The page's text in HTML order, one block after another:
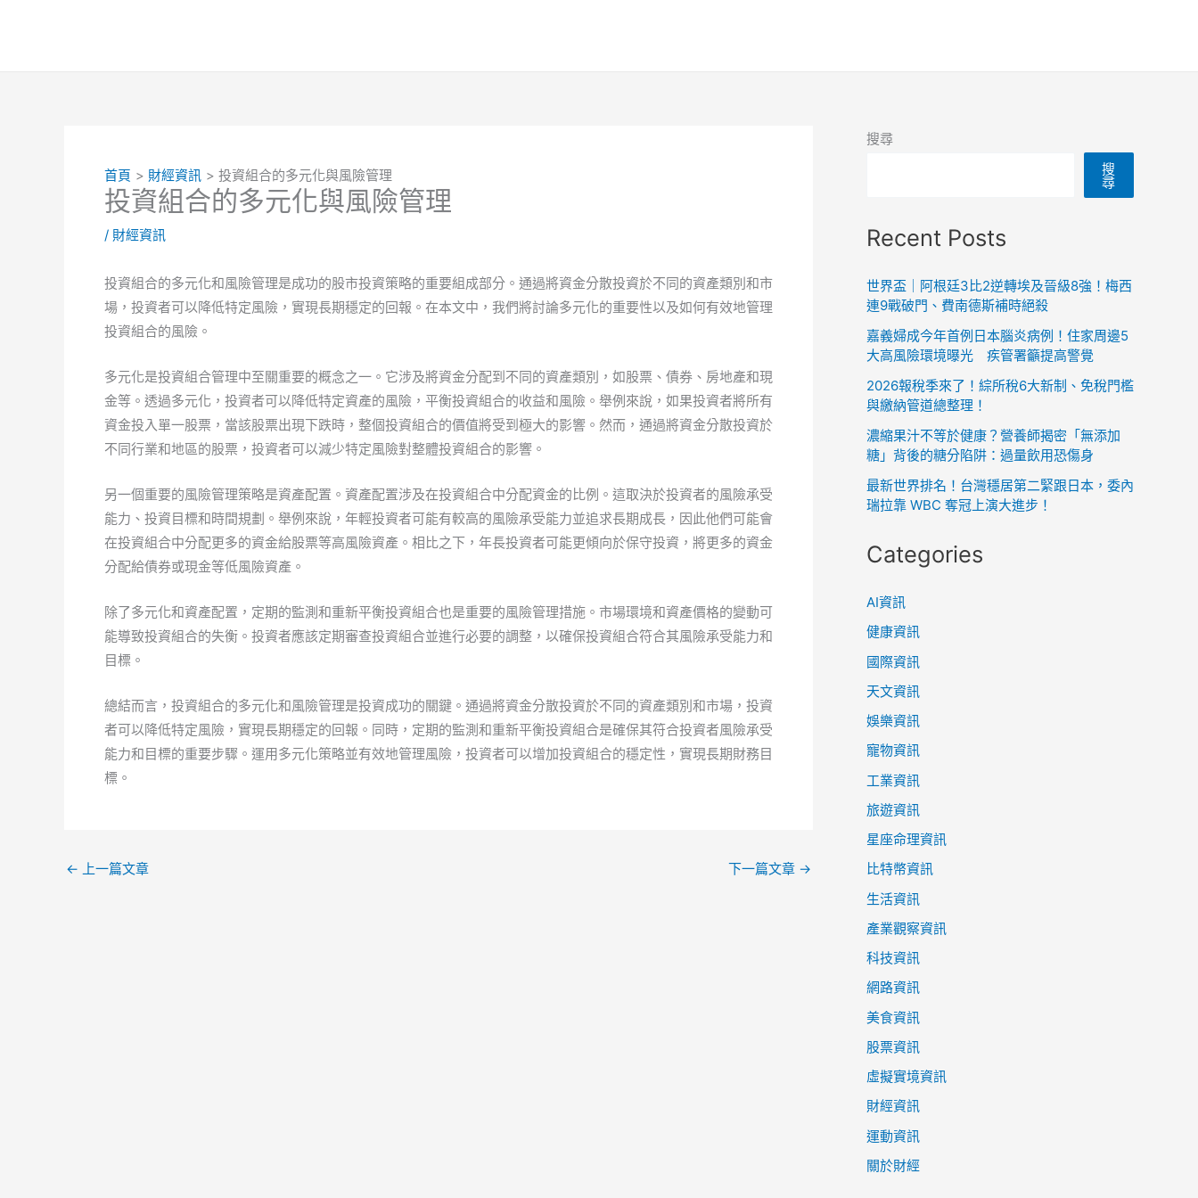
首頁 財經資訊 投資組合的多元化與風險管理
投資組合的多元化與風險管理
/ 財經資訊
投資組合的多元化和風險管理是成功的股市投資策略的重要組成部分。通過將資金分散投資於不同的資產類別和市
場，投資者可以降低特定風險，實現長期穩定的回報。在本文中，我們將討論多元化的重要性以及如何有效地管理
投資組合的風險。
多元化是投資組合管理中至關重要的概念之一。它涉及將資金分配到不同的資產類別，如股票、債券、房地產和現
金等。透過多元化，投資者可以降低特定資產的風險，平衡投資組合的收益和風險。舉例來說，如果投資者將所有
資金投入單一股票，當該股票出現下跌時，整個投資組合的價值將受到極大的影響。然而，通過將資金分散投資於
不同行業和地區的股票，投資者可以減少特定風險對整體投資組合的影響。
另一個重要的風險管理策略是資產配置。資產配置涉及在投資組合中分配資金的比例。這取決於投資者的風險承受
能力、投資目標和時間規劃。舉例來說，年輕投資者可能有較高的風險承受能力並追求長期成長，因此他們可能會
在投資組合中分配更多的資金給股票等高風險資產。相比之下，年長投資者可能更傾向於保守投資，將更多的資金
分配給債券或現金等低風險資產。
除了多元化和資產配置，定期的監測和重新平衡投資組合也是重要的風險管理措施。市場環境和資產價格的變動可
能導致投資組合的失衡。投資者應該定期審查投資組合並進行必要的調整，以確保投資組合符合其風險承受能力和
目標。
總結而言，投資組合的多元化和風險管理是投資成功的關鍵。通過將資金分散投資於不同的資產類別和市場，投資
者可以降低特定風險，實現長期穩定的回報。同時，定期的監測和重新平衡投資組合是確保其符合投資者風險承受
能力和目標的重要步驟。運用多元化策略並有效地管理風險，投資者可以增加投資組合的穩定性，實現長期財務目
標。
← 上一篇文章 下一篇文章 →
搜尋
搜
尋
Recent Posts
世界盃｜阿根廷3比2逆轉埃及晉級8強！梅西
連9戰破門、費南德斯補時絕殺
嘉義婦成今年首例日本腦炎病例！住家周邊5
大高風險環境曝光 疾管署籲提高警覺
2026報稅季來了！綜所稅6大新制、免稅門檻
與繳納管道總整理！
濃縮果汁不等於健康？營養師揭密「無添加
糖」背後的糖分陷阱：過量飲用恐傷身
最新世界排名！台灣穩居第二緊跟日本，委內
瑞拉靠 WBC 奪冠上演大進步！
Categories
AI資訊
健康資訊
國際資訊
天文資訊
娛樂資訊
寵物資訊
工業資訊
旅遊資訊
星座命理資訊
比特幣資訊
生活資訊
產業觀察資訊
科技資訊
網路資訊
美食資訊
股票資訊
虛擬實境資訊
財經資訊
運動資訊
關於財經